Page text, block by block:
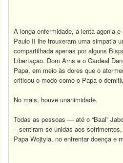
A longa enfermidade, a lenta agonia
Paulo II lhe trouxeram uma simpatia
compartilhada apenas por alguns
Libertação. Dom Arns e o Cardeal
Papa, em meio às dores que o
criticou o modo como o Papa o
No mais, houve unanimidade.
Todas as pessoas — até o “Baal”
– sentiram-se unidas aos
Papa Wojtyla, no enfrentar doença e